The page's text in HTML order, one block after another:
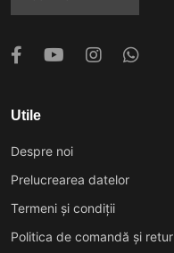
Utile
Despre noi
Prelucrearea datelor
Termeni și condiții
Politica de comandă și retur